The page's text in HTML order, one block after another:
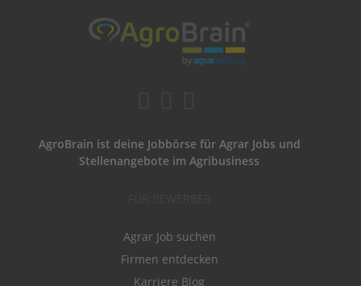
AgroBrain ist deine Jobbörse für Agrar Jobs und
Stellenangebote im Agribusiness
Agrar Job suchen
Firmen entdecken
Karriere Blog